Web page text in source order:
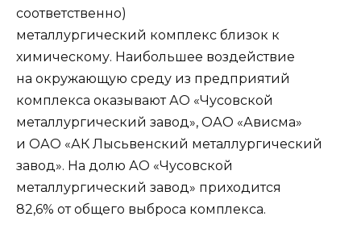
соответственно)
металлургический комплекс близок к
химическому. Наибольшее воздействие
на окружающую среду из предприятий
комплекса оказывают АО «Чусовской
металлургический завод», ОАО «Ависма»
и ОАО «АК Лысьвенский металлургический
завод». На долю АО «Чусовской
металлургический завод» приходится
82,6% от общего выброса комплекса.